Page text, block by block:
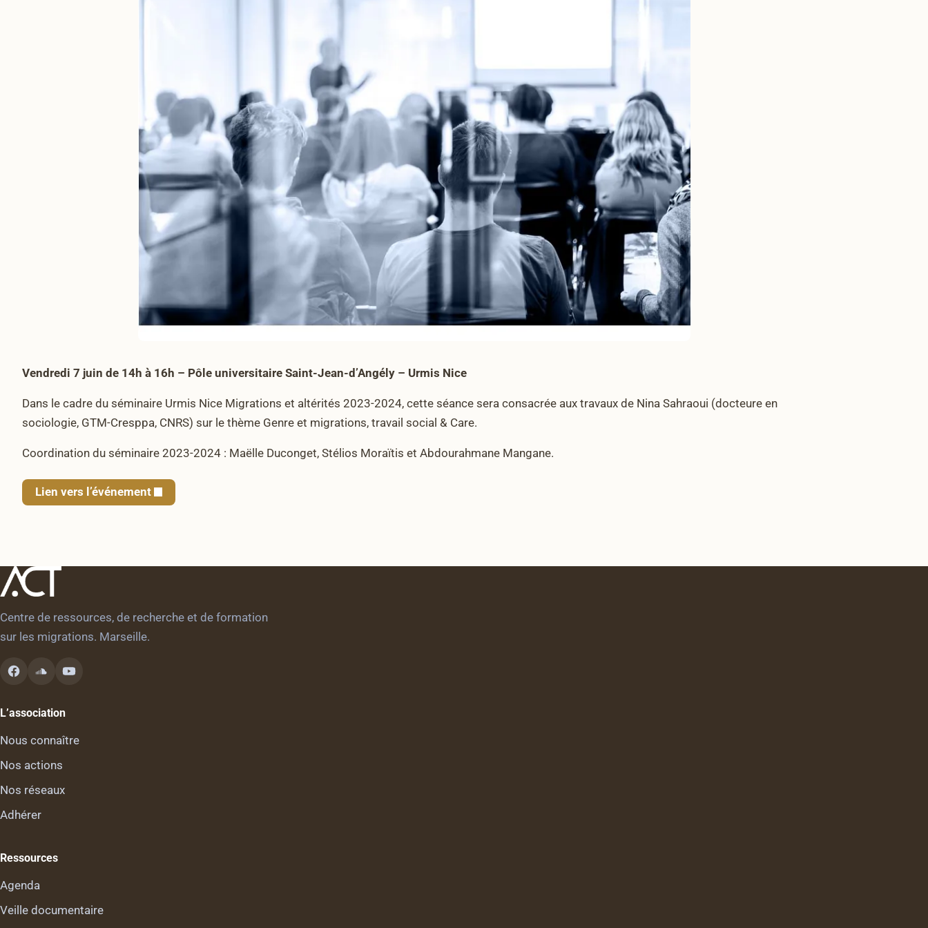
Vendredi 7 juin de 14h à 16h – Pôle universitaire Saint-Jean-d’Angély – Urmis Nice
Dans le cadre du séminaire Urmis Nice Migrations et altérités 2023-2024, cette séance sera consacrée aux travaux de Nina Sahraoui (docteure en
sociologie, GTM-Cresppa, CNRS) sur le thème Genre et migrations, travail social & Care.
Coordination du séminaire 2023-2024 : Maëlle Duconget, Stélios Moraïtis et Abdourahmane Mangane.
Lien vers l’événement
Centre de ressources, de recherche et de formation
sur les migrations. Marseille.
L’association
Nous connaître
Nos actions
Nos réseaux
Adhérer
Ressources
Agenda
Veille documentaire